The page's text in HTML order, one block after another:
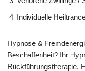
Individuelle
Hypnose &
Beschaffenheit? Ihr
Rückführungstherapie,